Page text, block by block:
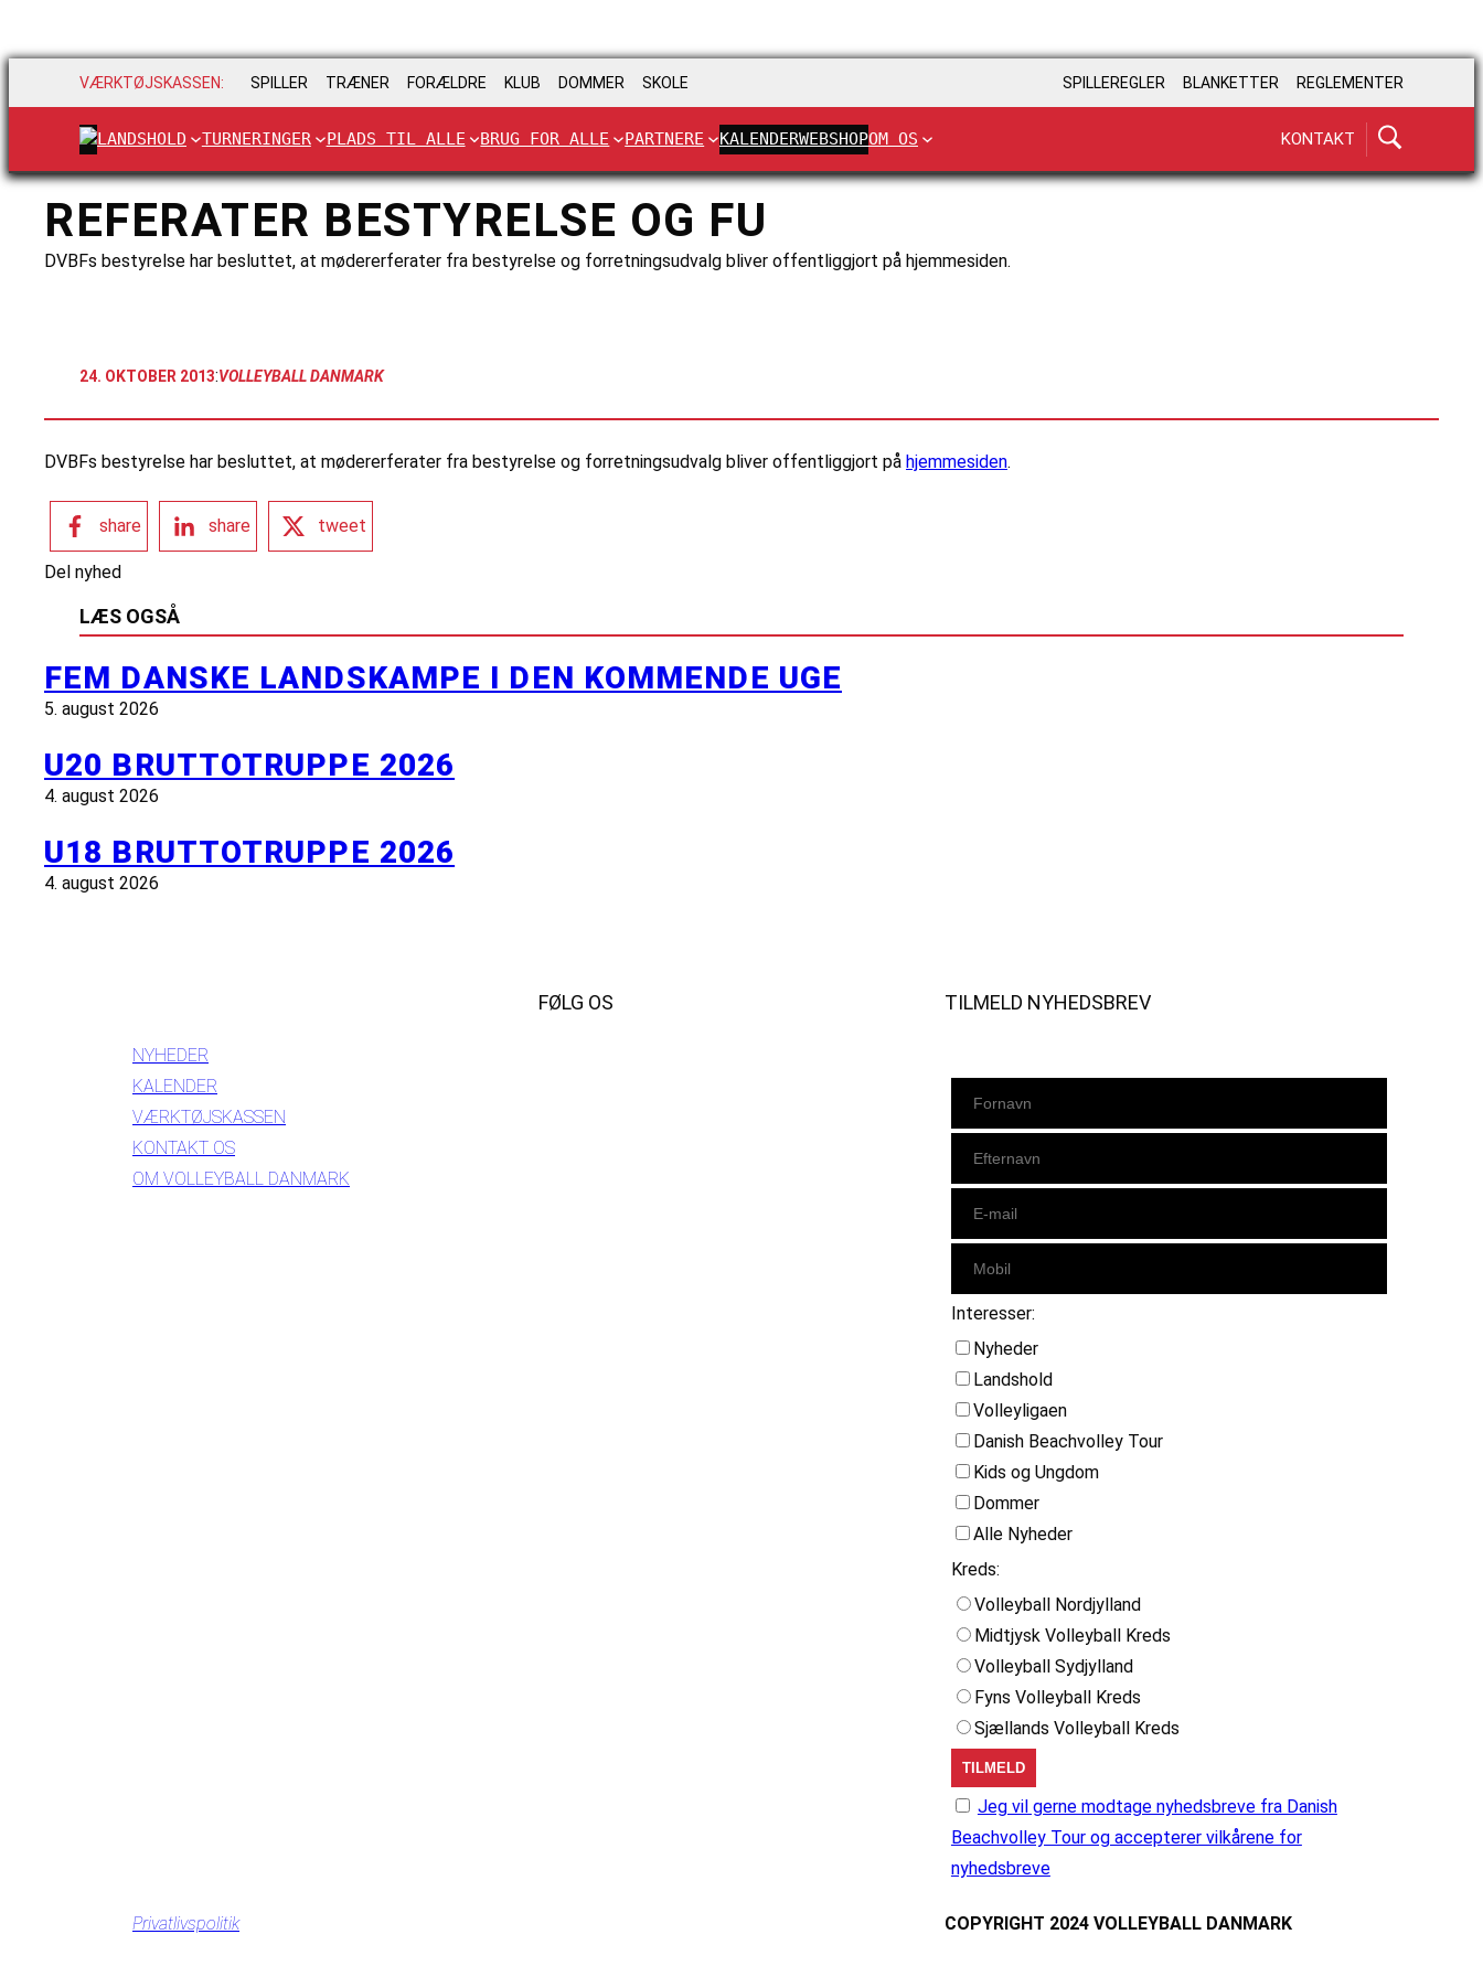
VÆRKTØJSKASSEN: SPILLER TRÆNER FORÆLDRE KLUB DOMMER SKOLE SPILLEREGLER BLANKETTER REGLEMENTER
LANDSHOLD TURNERINGER PLADS TIL ALLE BRUG FOR ALLE PARTNERE KALENDERWEBSHOPOM OS KONTAKT
REFERATER BESTYRELSE OG FU
DVBFs bestyrelse har besluttet, at mødererferater fra bestyrelse og forretningsudvalg bliver offentliggjort på hjemmesiden.
24. OKTOBER 2013:VOLLEYBALL DANMARK
DVBFs bestyrelse har besluttet, at mødererferater fra bestyrelse og forretningsudvalg bliver offentliggjort på hjemmesiden.
share share tweet
Del nyhed
LÆS OGSÅ
FEM DANSKE LANDSKAMPE I DEN KOMMENDE UGE
5. august 2026
U20 BRUTTOTRUPPE 2026
4. august 2026
U18 BRUTTOTRUPPE 2026
4. august 2026
NYHEDER
KALENDER
VÆRKTØJSKASSEN
KONTAKT OS
OM VOLLEYBALL DANMARK
FØLG OS TILMELD NYHEDSBREV
Interesser:
Nyheder
Landshold
Volleyligaen
Danish Beachvolley Tour
Kids og Ungdom
Dommer
Alle Nyheder
Kreds:
Volleyball Nordjylland
Midtjysk Volleyball Kreds
Volleyball Sydjylland
Fyns Volleyball Kreds
Sjællands Volleyball Kreds
Jeg vil gerne modtage nyhedsbreve fra Danish
Beachvolley Tour og accepterer vilkårene for
nyhedsbreve
Privatlivspolitik COPYRIGHT 2024 VOLLEYBALL DANMARK